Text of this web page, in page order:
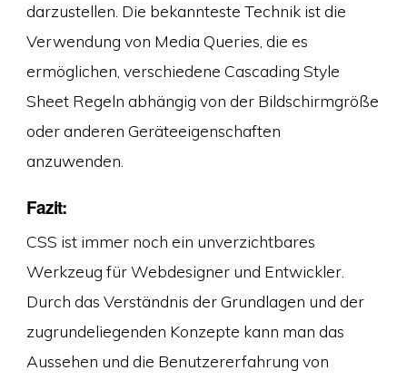
darzustellen. Die bekannteste Technik ist die
Verwendung von Media Queries, die es
ermöglichen, verschiedene Cascading Style
Sheet Regeln abhängig von der Bildschirmgröße
oder anderen Geräteeigenschaften
anzuwenden.
Fazit:
CSS ist immer noch ein unverzichtbares
Werkzeug für Webdesigner und Entwickler.
Durch das Verständnis der Grundlagen und der
zugrundeliegenden Konzepte kann man das
Aussehen und die Benutzererfahrung von